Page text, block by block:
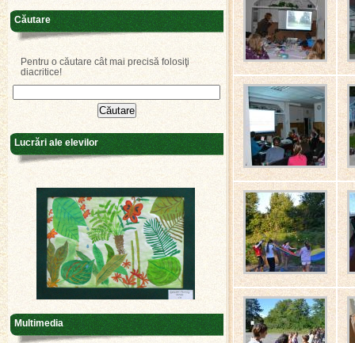
Căutare
Pentru o căutare cât mai precisă folosiţi
diacritice!
Lucrări ale elevilor
Multimedia